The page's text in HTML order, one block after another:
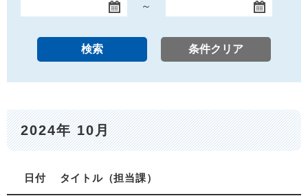
開始日
～
終了日
2024年 10月
日付 タイトル 担当課